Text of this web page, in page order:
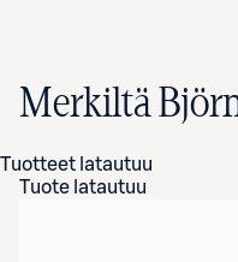
Merkiltä
Tuotteet latautuu
Tuote latautuu